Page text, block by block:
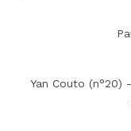
Yan Couto (n°20)